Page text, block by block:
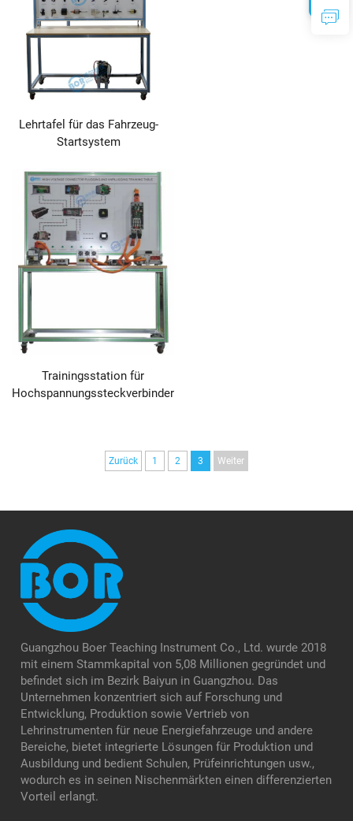
Lehrtafel für das Fahrzeug-
Startsystem
Trainingsstation für
Hochspannungssteckverbinder
Zurück 1 2 3 Weiter
Guangzhou Boer Teaching Instrument Co., Ltd. wurde 2018
mit einem Stammkapital von 5,08 Millionen gegründet und
befindet sich im Bezirk Baiyun in Guangzhou. Das
Unternehmen konzentriert sich auf Forschung und
Entwicklung, Produktion sowie Vertrieb von
Lehrinstrumenten für neue Energiefahrzeuge und andere
Bereiche, bietet integrierte Lösungen für Produktion und
Ausbildung und bedient Schulen, Prüfeinrichtungen usw.,
wodurch es in seinen Nischenmärkten einen differenzierten
Vorteil erlangt.